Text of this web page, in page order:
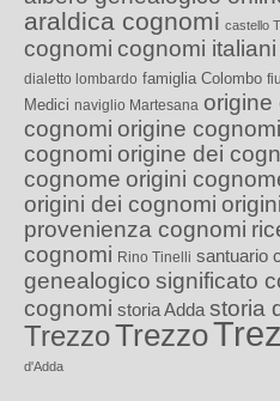
araldica cognomi castello
cognomi cognomi italiani
dialetto lombardo famiglia Colombo
Medici naviglio Martesana origine
cognomi origine
cognomi origine dei
cognome origini
origini dei cognomi
provenienza cognomi
cognomi Rino Tinelli santuario
genealogico significato
cognomi storia Adda storia
TrezzoTrezzo
d'Adda